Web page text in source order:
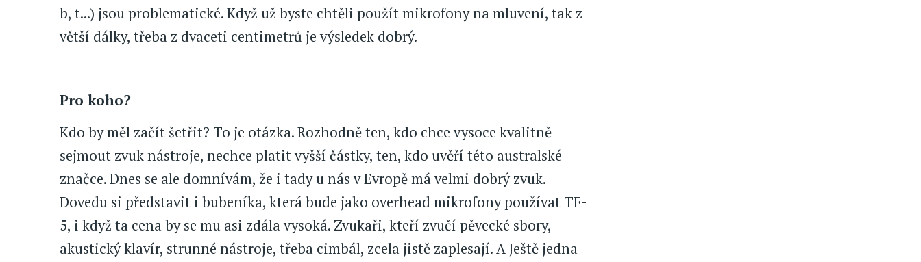
b, t...) jsou problematické. Když už byste chtěli použít mikrofony na mluvení, tak z
větší dálky, třeba z dvaceti centimetrů je výsledek dobrý.
Pro koho?
Kdo by měl začít šetřit? To je otázka. Rozhodně ten, kdo chce vysoce kvalitně
sejmout zvuk nástroje, nechce platit vyšší částky, ten, kdo uvěří této australské
značce. Dnes se ale domnívám, že i tady u nás v Evropě má velmi dobrý zvuk.
Dovedu si představit i bubeníka, která bude jako overhead mikrofony používat TF-
5, i když ta cena by se mu asi zdála vysoká. Zvukaři, kteří zvučí pěvecké sbory,
akustický klavír, strunné nástroje, třeba cimbál, zcela jistě zaplesají. A Ještě jedna